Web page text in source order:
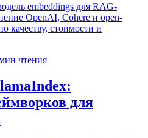
embeddings для RAG-
OpenAI, Cohere и open-
качеству, стоимости и
чтения
для